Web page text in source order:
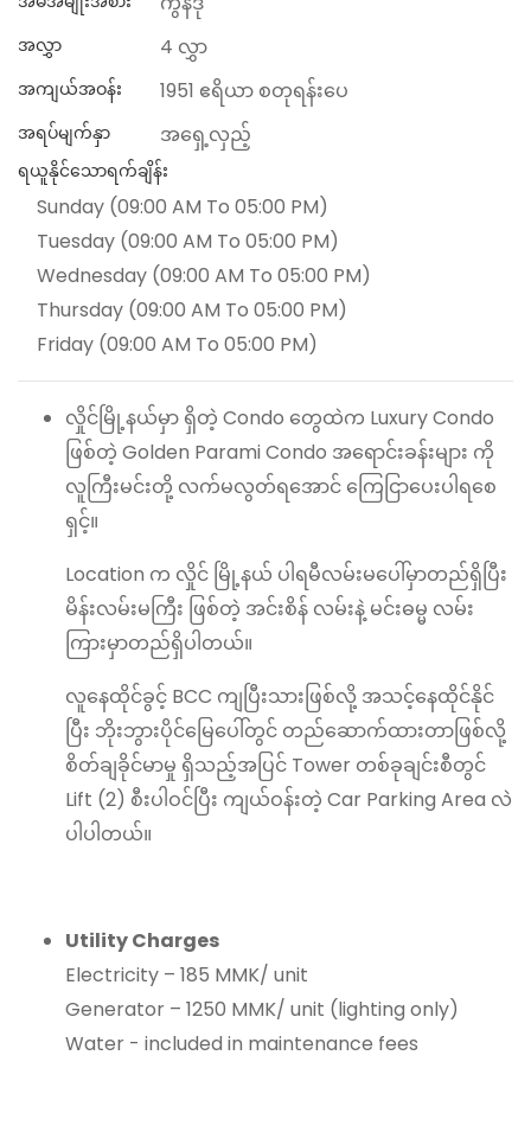
အလွှာ 4 လွှာ
အကျယ်အဝန်း 1951 ဧရိယာ စတုရန်းပေ
အရပ်မျက်နှာ အရှေ့လှည့်
ရယူနိုင်သောရက်ချိန်း
Sunday (09:00 AM To 05:00 PM)
Tuesday (09:00 AM To 05:00 PM)
Wednesday (09:00 AM To 05:00 PM)
Thursday (09:00 AM To 05:00 PM)
Friday (09:00 AM To 05:00 PM)
လှိုင်မြို့နယ်မှာ ရှိတဲ့ Condo တွေထဲက Luxury Condo
ဖြစ်တဲ့ Golden Parami Condo အရောင်းခန်းများ ကို
လူကြီးမင်းတို့ လက်မလွတ်ရအောင် ကြေငြာပေးပါရစေ
ရှင့်။
Location က လှိုင် မြို့နယ် ပါရမီလမ်းမပေါ်မှာတည်ရှိပြီး
မိန်းလမ်းမကြီး ဖြစ်တဲ့ အင်းစိန် လမ်းနဲ့ မင်းဓမ္မ လမ်း
ကြားမှာတည်ရှိပါတယ်။
လူနေထိုင်ခွင့် BCC ကျပြီးသားဖြစ်လို့ အသင့်နေထိုင်နိုင်
ပြီး ဘိုးဘွားပိုင်မြေပေါ်တွင် တည်ဆောက်ထားတာဖြစ်လို့
စိတ်ချခိုင်မာမှု ရှိသည့်အပြင် Tower တစ်ခုချင်းစီတွင်
Lift (2) စီးပါဝင်ပြီး ကျယ်ဝန်းတဲ့ Car Parking Area လဲ
ပါပါတယ်။
Utility Charges
Electricity – 185 MMK/ unit
Generator – 1250 MMK/ unit (lighting only)
Water - included in maintenance fees